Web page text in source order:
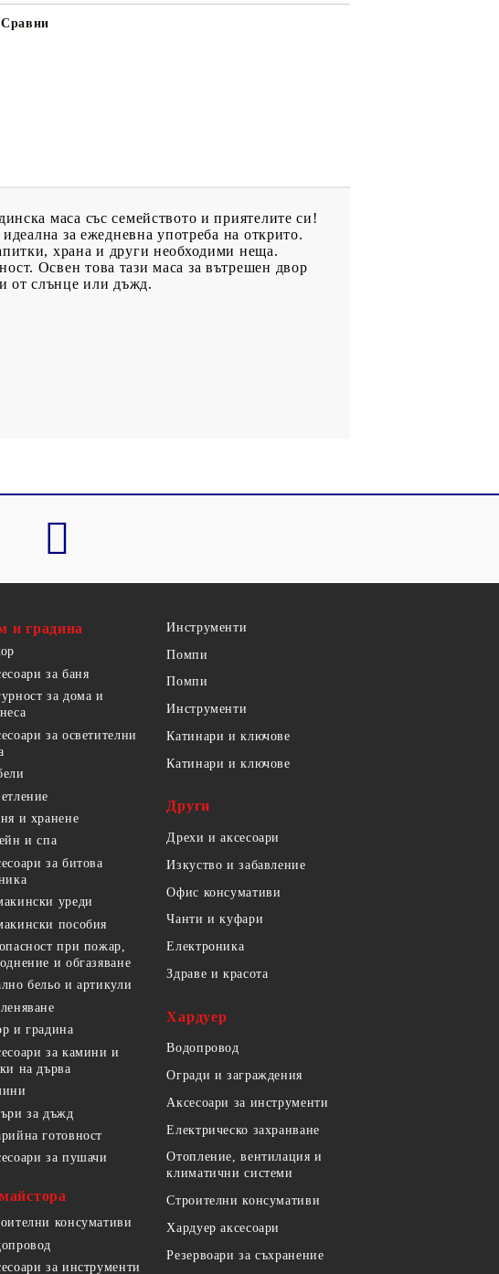
Сравни
маса със семейството и приятелите си!
за ежедневна употреба на открито.
храна и други необходими неща.
Освен това тази маса за вътрешен двор
от слънце или дъжд.
и градина
за баня
за дома и
за осветителни
и хранене
и спа
за битова
уреди
пособия
при пожар,
и обгазяване
бельо и артикули
и градина
за камини и
на дърва
за дъжд
готовност
за пушачи
консумативи
за инструменти
Инструменти
Помпи
Помпи
Инструменти
Катинари и ключове
Катинари и ключове
Други
Дрехи и аксесоари
Изкуство и забавление
Офис консумативи
Чанти и куфари
Електроника
Здраве и красота
Хардуер
Водопровод
Огради и заграждения
Аксесоари за инструменти
Електрическо захранване
Отопление, вентилация и
климатични системи
Строителни консумативи
Хардуер аксесоари
Резервоари за съхранение